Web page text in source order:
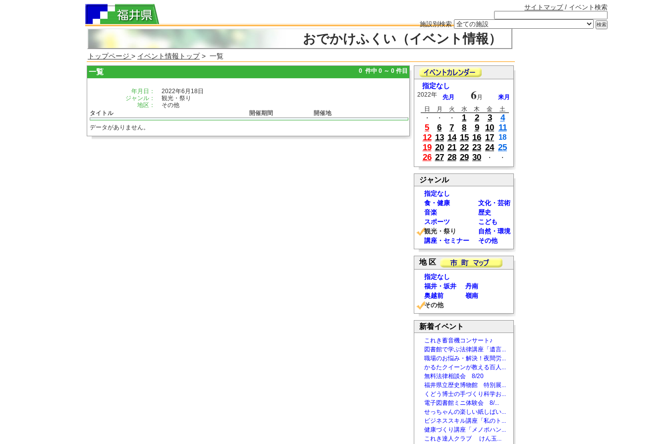
サイトマップ/ イベント検索
施設別検索
おでかけふくい（イベント情報）
トップページ > イベント情報トップ> 一覧
一覧 0 件中 0 ～ 0 件目
年月日：
2022年6月18日
ジャンル：
観光・祭り
地区：
その他
タイトル
開催期間 開催地
データがありません。
指定なし
2022年 先月 6月
来月
日
月 火 水 木 金
土
・
・ ・ 1 2 3
4
5
6 7 8 9 10 11
12 13 14 15 16 17 18
19 20 21 22 23 24 25
26 27 28 29 30 ・ ・
ジャンル
指定なし
食・健康
文化・芸術
音楽
歴史
スポーツ
こども
観光・祭り
自然・環境
講座・セミナー
その他
地 区
指定なし
福井・坂井
丹南
奥越前
嶺南
その他
新着イベント
これき蓄音機コンサート♪
図書館で学ぶ法律講座「遺言...
職場のお悩み・解決！夜間労...
かるたクイーンが教える百人...
無料法律相談会 8/20
福井県立歴史博物館 特別展...
くどう博士の手づくり科学お...
電子図書館ミニ体験会 8/...
せっちゃんの楽しい紙しばい...
ビジネススキル講座「私のト...
健康づくり講座「メノポハン...
これき達人クラブ けん玉...